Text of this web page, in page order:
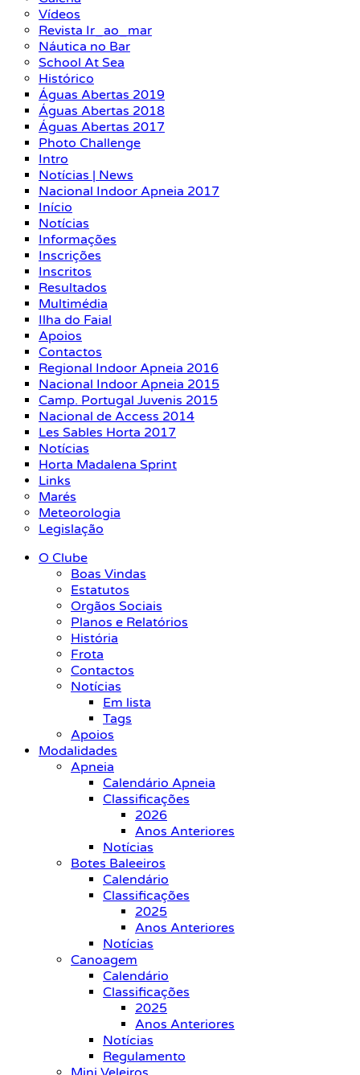
Vídeos
Revista Ir_ao_mar
Náutica no Bar
School At Sea
Histórico
Águas Abertas 2019
Águas Abertas 2018
Águas Abertas 2017
Photo Challenge
Intro
Notícias | News
Nacional Indoor Apneia 2017
Início
Notícias
Informações
Inscrições
Inscritos
Resultados
Multimédia
Ilha do Faial
Apoios
Contactos
Regional Indoor Apneia 2016
Nacional Indoor Apneia 2015
Camp. Portugal Juvenis 2015
Nacional de Access 2014
Les Sables Horta 2017
Notícias
Horta Madalena Sprint
Links
Marés
Meteorologia
Legislação
O Clube
Boas Vindas
Estatutos
Orgãos Sociais
Planos e Relatórios
História
Frota
Contactos
Notícias
Em lista
Tags
Apoios
Modalidades
Apneia
Calendário Apneia
Classificações
2026
Anos Anteriores
Notícias
Botes Baleeiros
Calendário
Classificações
2025
Anos Anteriores
Notícias
Canoagem
Calendário
Classificações
2025
Anos Anteriores
Notícias
Regulamento